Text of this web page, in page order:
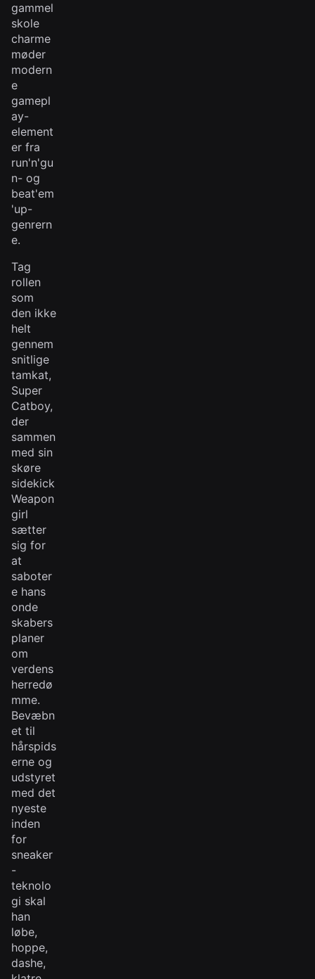
gammel
skole
charme
møder
modern
e
gamepl
ay-
element
er fra
run'n'gu
n- og
beat'em
'up-
genrern
e.
Tag
rollen
som
den ikke
helt
gennem
snitlige
tamkat,
Super
Catboy,
der
sammen
med sin
skøre
sidekick
Weapon
girl
sætter
sig for
at
saboter
e hans
onde
skabers
planer
om
verdens
herredø
mme.
Bevæbn
et til
hårspids
erne og
udstyret
med det
nyeste
inden
for
sneaker
-
teknolo
gi skal
han
løbe,
hoppe,
dashe,